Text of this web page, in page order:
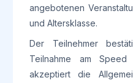
angebotenen
und Altersklasse.
Der Teilnehmer
Teilnahme am
akzeptiert die